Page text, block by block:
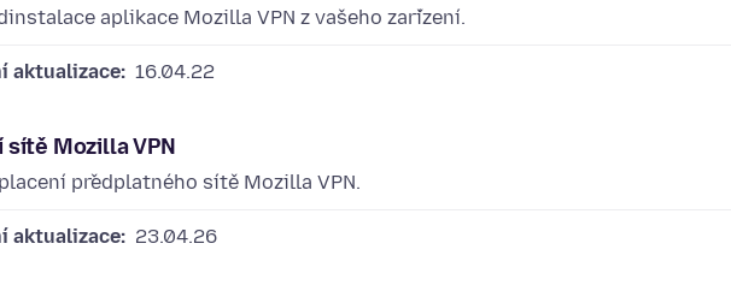
aplikace Mozilla VPN z vašeho zařízení.
aktualizace: 16.04.22
Mozilla VPN
předplatného sítě Mozilla VPN.
aktualizace: 23.04.26